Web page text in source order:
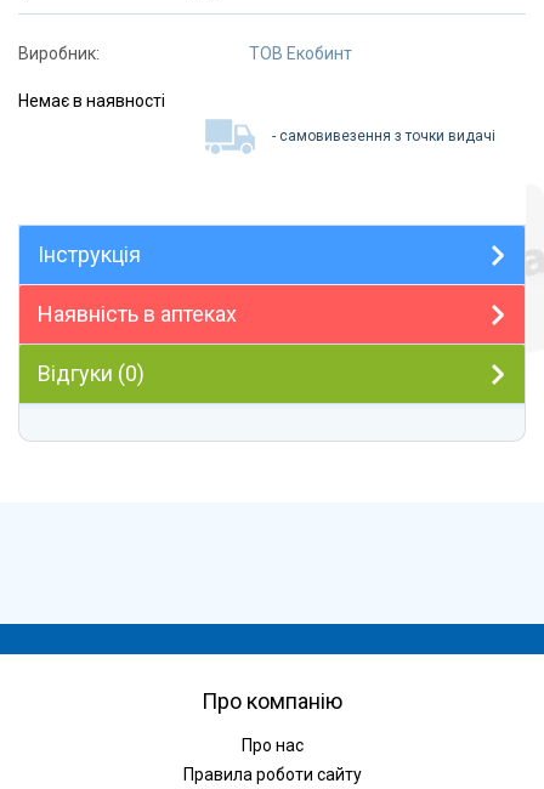
Виробник: ТОВ Екобинт
Немає в наявності
- самовивезення з точки видачі
Інструкція
Наявність в аптеках
Відгуки (0)
Про компанію
Про нас
Правила роботи сайту